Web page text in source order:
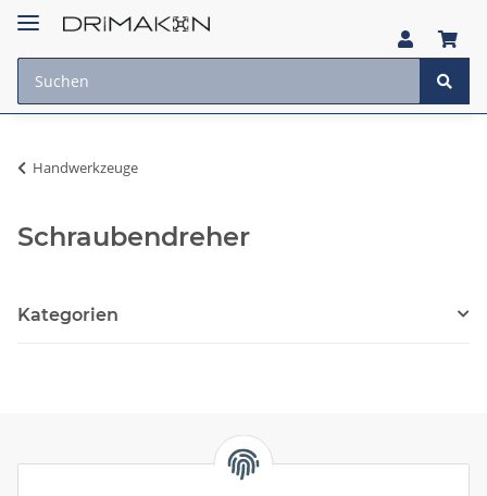
Handwerkzeuge
Schraubendreher
Kategorien